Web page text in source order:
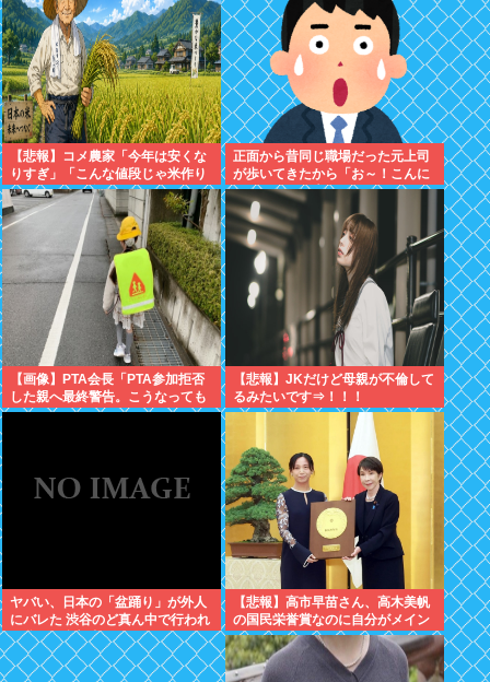
【悲報】コメ農家「今年は安くな
りすぎ」「こんな値段じゃ米作り
をやめる人も多くなるんじゃない
かな?」
正面から昔同じ職場だった元上司
が歩いてきたから「お～！こんに
ちは！」って声かけたんや
【画像】PTA会長「PTA参加拒否
した親へ最終警告。こうなっても
いい？」⇒！
【悲報】JKだけど母親が不倫して
るみたいです⇒！！！
ヤバい、日本の「盆踊り」が外人
にバレた 渋谷のど真ん中で行われ
た盆踊り参加者67000人のうち
20000人が外人、ダンシングヒー
ローに熱狂
【悲報】高市早苗さん、高木美帆
の国民栄誉賞なのに自分がメイン
のPVを公開してしまう